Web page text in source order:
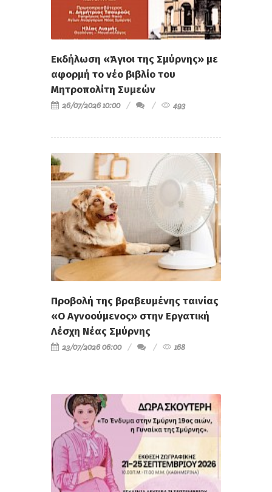
Εκδήλωση «Άγιοι της Σμύρνης» με
αφορμή το νέο βιβλίο του
Μητροπολίτη Συμεών
26/07/2026 10:00 493
Προβολή της βραβευμένης ταινίας
«Ο Αγνοούμενος» στην Εργατική
Λέσχη Νέας Σμύρνης
23/07/2026 06:00 168